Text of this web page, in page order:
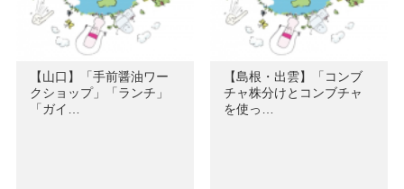
【山口】「手前醤油ワー
クショップ」「ランチ」
「ガイ…
【島根・出雲】「コンブ
チャ株分けとコンブチャ
を使っ…